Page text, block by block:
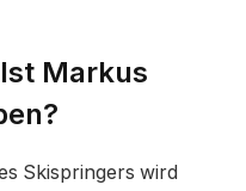
Markus
Skispringers wird